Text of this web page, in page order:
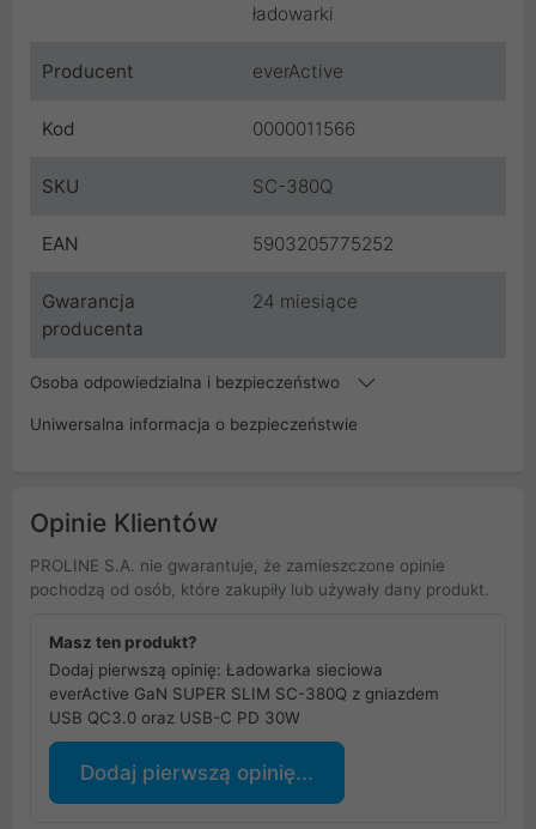
ładowarki
Producent everActive
Kod 0000011566
SKU SC-380Q
EAN 5903205775252
Gwarancja
producenta
24 miesiące
Osoba odpowiedzialna i bezpieczeństwo
Uniwersalna informacja o bezpieczeństwie
Opinie Klientów
PROLINE S.A. nie gwarantuje, że zamieszczone opinie
pochodzą od osób, które zakupiły lub używały dany produkt.
Masz ten produkt?
Dodaj pierwszą opinię: Ładowarka sieciowa
everActive GaN SUPER SLIM SC-380Q z gniazdem
USB QC3.0 oraz USB-C PD 30W
Dodaj pierwszą opinię...